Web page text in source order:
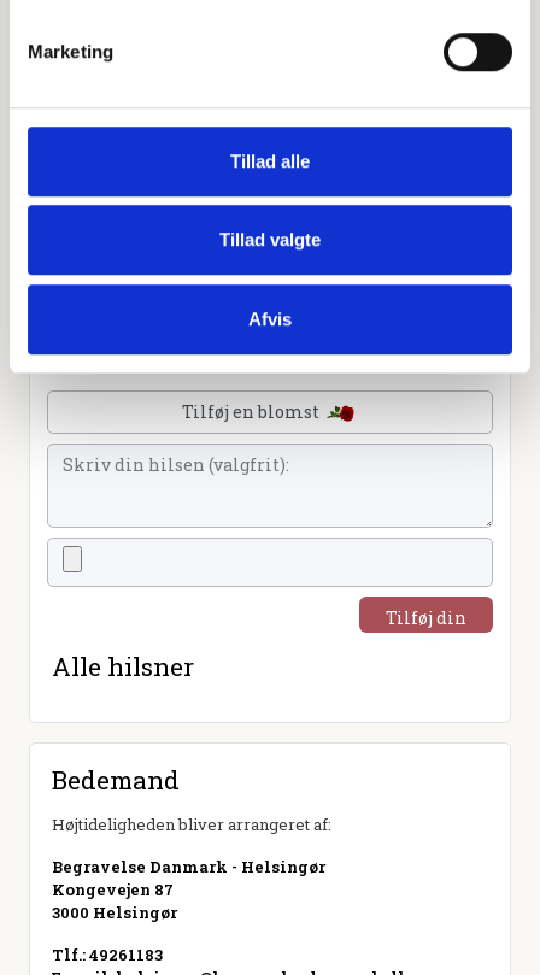
Marketing
Tillad alle
Tillad valgte
Afvis
Sammen kan vi mindes Hans Ulrik Sønderby. Du kan
dele billeder og video eller blot sende et hjerte eller en
Tænd et lys
Tilføj et hjerte
Tilføj en blomst
Tilføj din
Alle hilsner
Bedemand
Højtideligheden bliver arrangeret af:
Begravelse Danmark - Helsingør
Kongevejen 87
3000 Helsingør
Tlf.: 49261183